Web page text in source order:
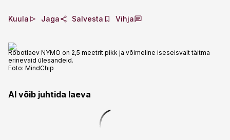
Kuula Jaga Salvesta Vihja
Robotlaev NYMO on 2,5 meetrit pikk ja võimeline iseseisvalt täitma
erinevaid ülesandeid.
Foto: MindChip
AI võib juhtida laeva